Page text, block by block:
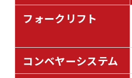
フォークリフト
コンベヤーシステム